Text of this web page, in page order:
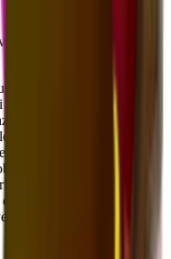
joc. Toate valorile sunt
reale de schimb, nu de
obiect. Raritatea joacă
de obținut obțin
la fel de mult, deoarece
mică dacă puțini
impact, obiectele
scoruri mai mari decât
Obiectele sezoniere și
standard, deoarece
sau perioada